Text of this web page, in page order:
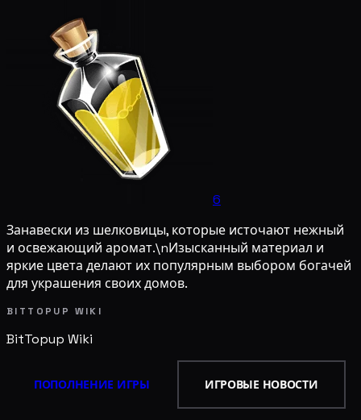
6
Занавески из шелковицы, которые источают нежный
и освежающий аромат.\nИзысканный материал и
яркие цвета делают их популярным выбором богачей
для украшения своих домов.
BITTOPUP WIKI
BitTopup Wiki
ПОПОЛНЕНИЕ ИГРЫ ИГРОВЫЕ НОВОСТИ